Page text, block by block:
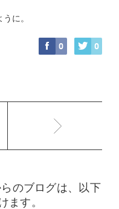
に。
0 0
のブログは、以下
ます。